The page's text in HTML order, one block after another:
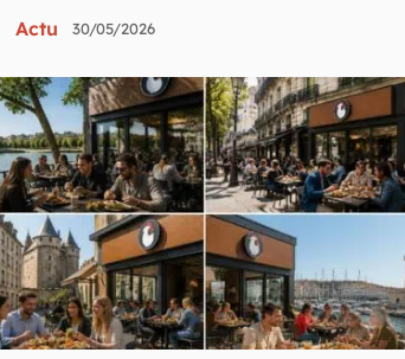
Actu 30/05/2026